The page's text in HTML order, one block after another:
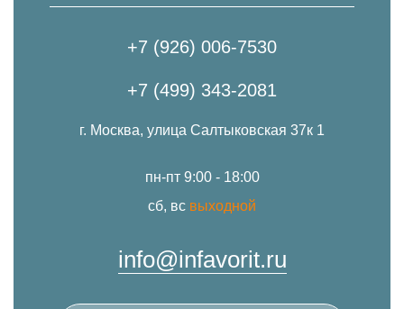
+7 (926) 006-7530
+7 (499) 343-2081
г. Москва, улица Салтыковская 37к 1
пн-пт 9:00 - 18:00
сб, вс выходной
info@infavorit.ru